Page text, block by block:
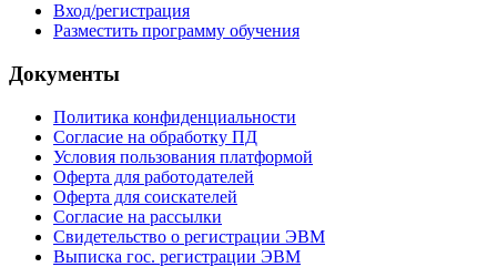
Вход/регистрация
Разместить программу обучения
Документы
Политика конфиденциальности
Согласие на обработку ПД
Условия пользования платформой
Оферта для работодателей
Оферта для соискателей
Согласие на рассылки
Свидетельство о регистрации ЭВМ
Выписка гос. регистрации ЭВМ